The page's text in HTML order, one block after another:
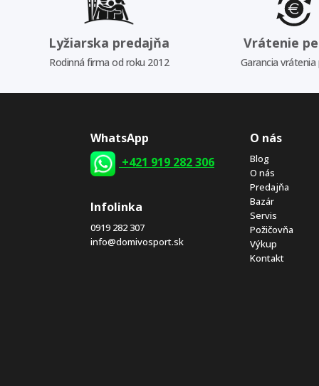
Lyžiarska predajňa
Rodinná firma od roku 2012
Vrátenie
Garancia
WhatsApp
+421 919 282 306
Infolinka
0919 282 307
info@domivosport.sk
O nás
Blog
O nás
Predajňa
Bazár
Servis
Požičovňa
Výkup
Kontakt